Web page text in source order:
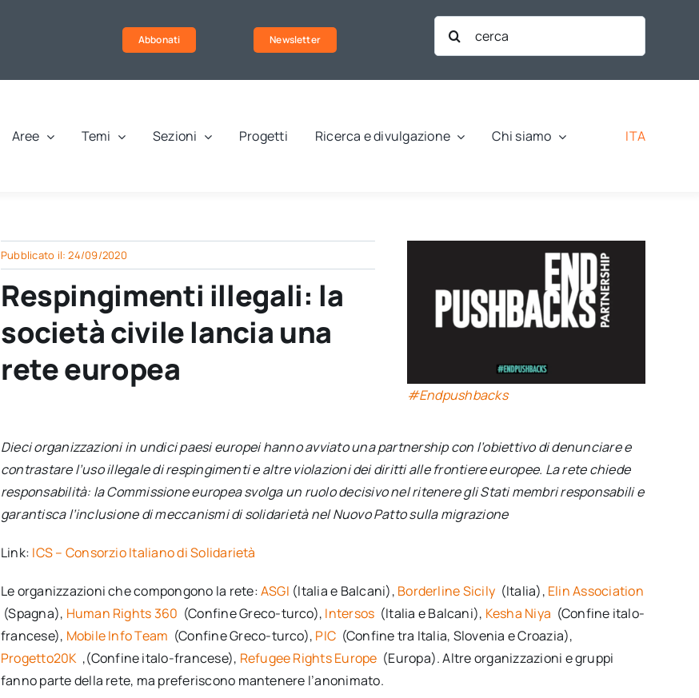
Abbonati Newsletter
Cerca
per:
Aree Temi Sezioni Progetti Ricerca e divulgazione Chi siamo ITA
Pubblicato il: 24/09/2020
Respingimenti illegali: la
società civile lancia una
rete europea
#Endpushbacks
Dieci organizzazioni in undici paesi europei hanno avviato una partnership con l’obiettivo di denunciare e
contrastare l’uso illegale di respingimenti e altre violazioni dei diritti alle frontiere europee. La rete chiede
responsabilità: la Commissione europea svolga un ruolo decisivo nel ritenere gli Stati membri responsabili e
garantisca l’inclusione di meccanismi di solidarietà nel Nuovo Patto sulla migrazione
Link: ICS – Consorzio Italiano di Solidarietà
Le organizzazioni che compongono la rete:ASGI (Italia e Balcani), Borderline Sicily (Italia), Elin Association
(Spagna), Human Rights 360 (Confine Greco-turco), Intersos (Italia e Balcani), Kesha Niya (Confine italo-
francese), Mobile Info Team (Confine Greco-turco), PIC (Confine tra Italia, Slovenia e Croazia),
Progetto20K ,(Confine italo-francese), Refugee Rights Europe (Europa). Altre organizzazioni e gruppi
fanno parte della rete, ma preferiscono mantenere l’anonimato.